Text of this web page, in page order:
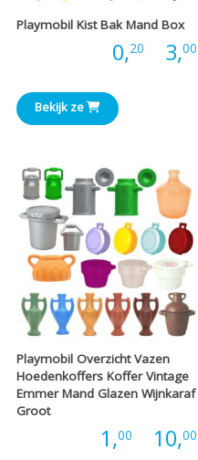
Playmobil Kist Bak Mand Box
0,20 3,00
Bekijk ze
Playmobil Overzicht Vazen
Hoedenkoffers Koffer Vintage
Emmer Mand Glazen Wijnkaraf
Groot
1,00 10,00